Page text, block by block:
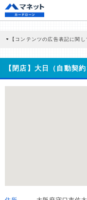
【コンテンツの広告表記に関し
商品を根拠なくPRするものでは
どに基づき、公平性を担保した
>提携企業一覧
【閉店】大日（自動契約